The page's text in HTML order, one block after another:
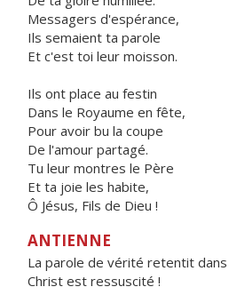
Messagers d'espérance,
Ils semaient ta parole
Et c'est toi leur moisson.
Ils ont place au festin
Dans le Royaume en fête,
Pour avoir bu la coupe
De l'amour partagé.
Tu leur montres le Père
Et ta joie les habite,
Ô Jésus, Fils de Dieu !
ANTIENNE
La parole de vérité retentit
Christ est ressuscité !